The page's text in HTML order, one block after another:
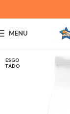
MENU
ESGO
TADO